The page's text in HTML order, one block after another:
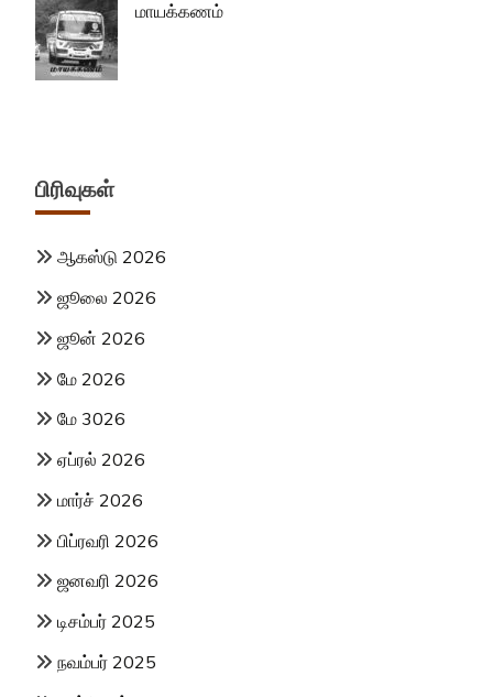
மாயக்கணம்
பிரிவுகள்
ஆகஸ்டு 2026
ஜூலை 2026
ஜூன் 2026
மே 2026
மே 3026
ஏப்ரல் 2026
மார்ச் 2026
பிப்ரவரி 2026
ஜனவரி 2026
டிசம்பர் 2025
நவம்பர் 2025